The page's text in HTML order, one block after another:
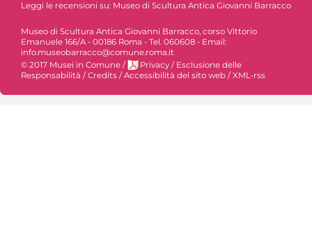
Leggi le recensioni su: Museo di Scultura Antica Giovanni Barracco
Museo di Scultura Antica Giovanni Barracco, corso Vittorio
Emanuele 166/A - 00186 Roma - Tel. 060608 - Email:
info.museobarracco@comune.roma.it
© 2017 Musei in Comune / Privacy / Esclusione delle
Responsabilità / Credits / Accessibilità del sito web / XML-rss